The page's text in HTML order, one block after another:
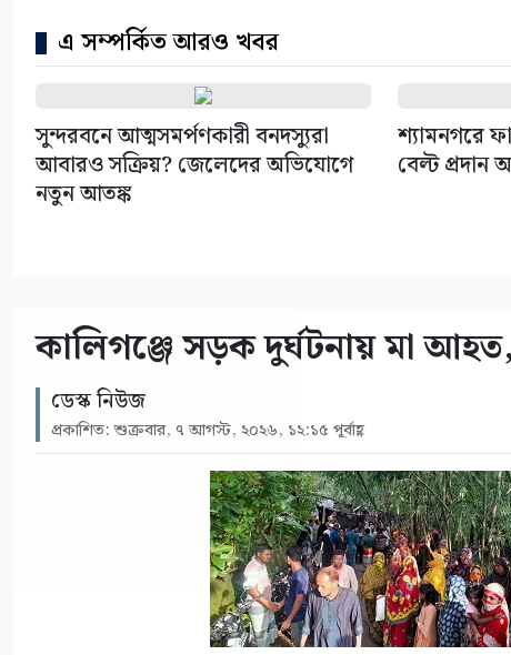
এ সম্পর্কিত আরও খবর
সুন্দরবনে আত্মসমর্পণকারী বনদস্যুরা
আবারও সক্রিয়? জেলেদের অভিযোগে
নতুন আতঙ্ক
শ্যামনগরে
বেল্ট প্রদান
কালিগঞ্জে সড়ক দুর্ঘটনায় মা
ডেস্ক নিউজ
প্রকাশিত: শুক্রবার, ৭ আগস্ট, ২০২৬, ১২:১৫ পূর্বাহ্ণ